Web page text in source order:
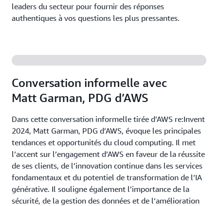
leaders du secteur pour fournir des réponses
authentiques à vos questions les plus pressantes.
Conversation informelle avec
Matt Garman, PDG d’AWS
Dans cette conversation informelle tirée d’AWS re:Invent
2024, Matt Garman, PDG d’AWS, évoque les principales
tendances et opportunités du cloud computing. Il met
l’accent sur l’engagement d’AWS en faveur de la réussite
de ses clients, de l’innovation continue dans les services
fondamentaux et du potentiel de transformation de l’IA
générative. Il souligne également l’importance de la
sécurité, de la gestion des données et de l’amélioration